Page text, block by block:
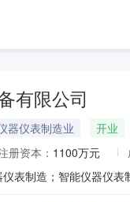
有限公司
器仪表制造业
开业
册资本： 1100万元